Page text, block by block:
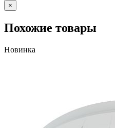
×
Похожие товары
Новинка